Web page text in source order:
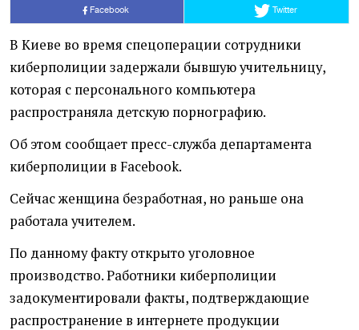
Facebook Twitter
В Киеве во время спецоперации сотрудники
киберполиции задержали бывшую учительницу,
которая с персонального компьютера
распространяла детскую порнографию.
Об этом сообщает пресс-служба департамента
киберполиции в Facebook.
Сейчас женщина безработная, но раньше она
работала учителем.
По данному факту открыто уголовное
производство. Работники киберполиции
задокументировали факты, подтверждающие
распространение в интернете продукции